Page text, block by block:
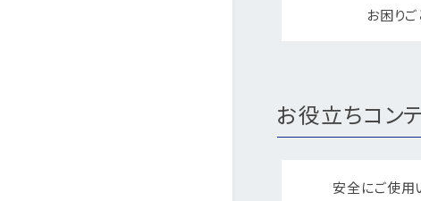
お困り
お役立ちコン
安全にご使用